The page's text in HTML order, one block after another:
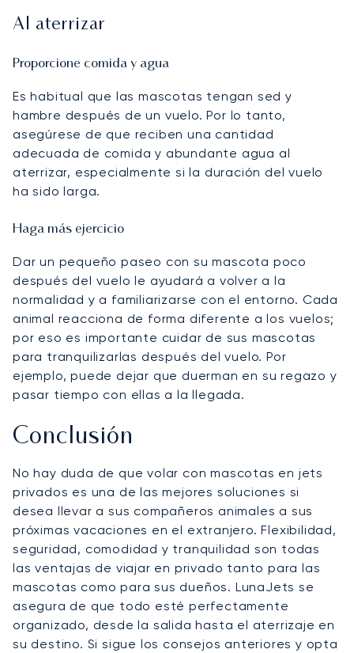
Al aterrizar
Proporcione comida y agua
Es habitual que las mascotas tengan sed y
hambre después de un vuelo. Por lo tanto,
asegúrese de que reciben una cantidad
adecuada de comida y abundante agua al
aterrizar, especialmente si la duración del vuelo
ha sido larga.
Haga más ejercicio
Dar un pequeño paseo con su mascota poco
después del vuelo le ayudará a volver a la
normalidad y a familiarizarse con el entorno. Cada
animal reacciona de forma diferente a los vuelos;
por eso es importante cuidar de sus mascotas
para tranquilizarlas después del vuelo. Por
ejemplo, puede dejar que duerman en su regazo y
pasar tiempo con ellas a la llegada.
Conclusión
No hay duda de que volar con mascotas en jets
privados es una de las mejores soluciones si
desea llevar a sus compañeros animales a sus
próximas vacaciones en el extranjero. Flexibilidad,
seguridad, comodidad y tranquilidad son todas
las ventajas de viajar en privado tanto para las
mascotas como para sus dueños. LunaJets se
asegura de que todo esté perfectamente
organizado, desde la salida hasta el aterrizaje en
su destino. Si sigue los consejos anteriores y opta